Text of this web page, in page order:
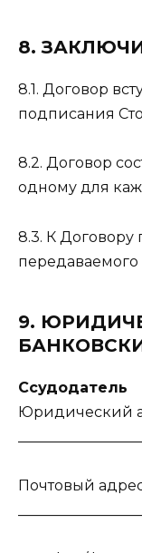
8.
8.1. Договор
подписания
8.2. Договор
одному для
8.3. К Договору
9.
Ссудодатель
Юридический
Почтовый